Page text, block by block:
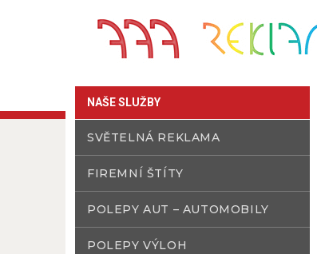
NAŠE SLUŽBY
SVĚTELNÁ REKLAMA
FIREMNÍ ŠTÍTY
POLEPY AUT – AUTOMOBILY
POLEPY VÝLOH